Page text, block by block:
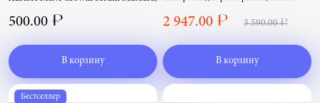
Удлиняющая термотушь с сывороткой
Serum Mascara, 1.5 г
500.00 ₽
В корзину
2 947.00 ₽ 3 590.00 ₽
В корзину
Бестселлер